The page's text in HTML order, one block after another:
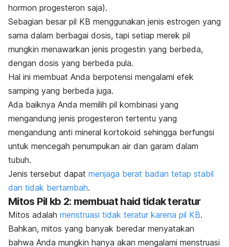
hormon progesteron saja).
Sebagian besar pil KB menggunakan jenis estrogen yang
sama dalam berbagai dosis, tapi setiap merek pil
mungkin menawarkan jenis progestin yang berbeda,
dengan dosis yang berbeda pula.
Hal ini membuat Anda berpotensi mengalami efek
samping yang berbeda juga.
Ada baiknya Anda memilih pil kombinasi yang
mengandung jenis progesteron tertentu yang
mengandung anti mineral kortokoid sehingga berfungsi
untuk mencegah penumpukan air dan garam dalam
tubuh.
Jenis tersebut dapat menjaga berat badan tetap stabil
dan tidak bertambah.
Mitos Pil kb 2: membuat haid tidak teratur
Mitos adalah menstruasi tidak teratur karena pil KB.
Bahkan, mitos yang banyak beredar menyatakan
bahwa Anda mungkin hanya akan mengalami menstruasi